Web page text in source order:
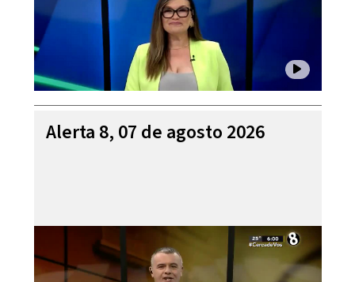
Alerta 8, 07 de agosto 2026